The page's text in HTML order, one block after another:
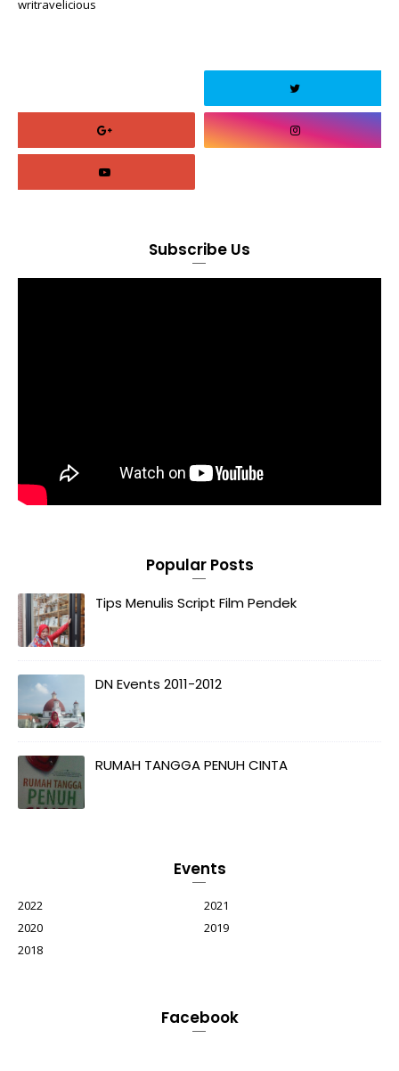
writravelicious
Subscribe Us
Popular Posts
Tips Menulis Script Film Pendek
DN Events 2011-2012
RUMAH TANGGA PENUH CINTA
Events
2022
2021
2020
2019
2018
Facebook